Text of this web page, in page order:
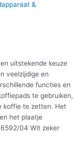
&
uitstekende keuze
veelzijdige en
functies en
te gebruiken,
koffie te zetten. Het
het plaatje
04 Wit zeker